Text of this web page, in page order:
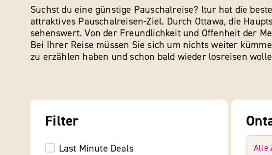
Suchst du eine günstige Pauschalreise? ltur hat die
attraktives Pauschalreisen-Ziel. Durch Ottawa, die
sehenswert. Von der Freundlichkeit und Offenheit der
Bei Ihrer Reise müssen Sie sich um nichts weiter
zu erzählen haben und schon bald wieder losreisen
Filter
Last Minute Deals
Alle